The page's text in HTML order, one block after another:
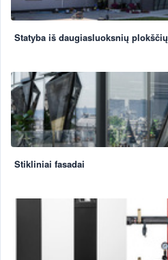
Statyba iš daugiasluoksnių plokščių
Stikliniai fasadai